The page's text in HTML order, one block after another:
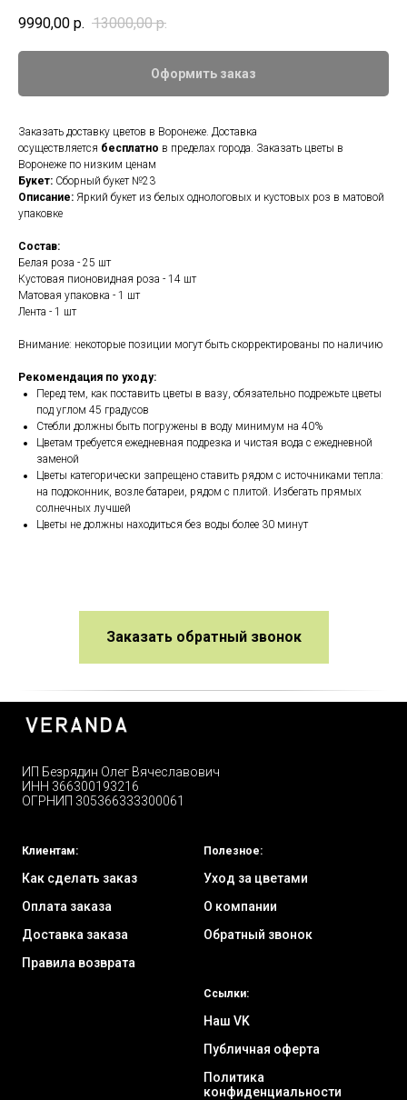
9990,00 р. 13000,00 р.
Оформить заказ
Заказать доставку цветов в Воронеже. Доставка
осуществляется бесплатно в пределах города. Заказать цветы в
Воронеже по низким ценам
Букет: Сборный букет №23
Описание: Яркий букет из белых однологовых и кустовых роз в матовой
упаковке
Состав:
Белая роза - 25 шт
Кустовая пионовидная роза - 14 шт
Матовая упаковка - 1 шт
Лента - 1 шт
Внимание: некоторые позиции могут быть скорректированы по наличию
Рекомендация по уходу:
Перед тем, как поставить цветы в вазу, обязательно подрежьте цветы
под углом 45 градусов
Стебли должны быть погружены в воду минимум на 40%
Цветам требуется ежедневная подрезка и чистая вода с ежедневной
заменой
Цветы категорически запрещено ставить рядом с источниками тепла:
на подоконник, возле батареи, рядом с плитой. Избегать прямых
солнечных лучшей
Цветы не должны находиться без воды более 30 минут
Заказать обратный звонок
ИП Безрядин Олег Вячеславович
ИНН 366300193216
ОГРНИП 305366333300061
Клиентам:
Как сделать заказ
Оплата заказа
Доставка заказа
Правила возврата
Полезное:
Уход за цветами
О компании
Обратный звонок
Ссылки:
Наш VK
Публичная оферта
Политика
конфиденциальности